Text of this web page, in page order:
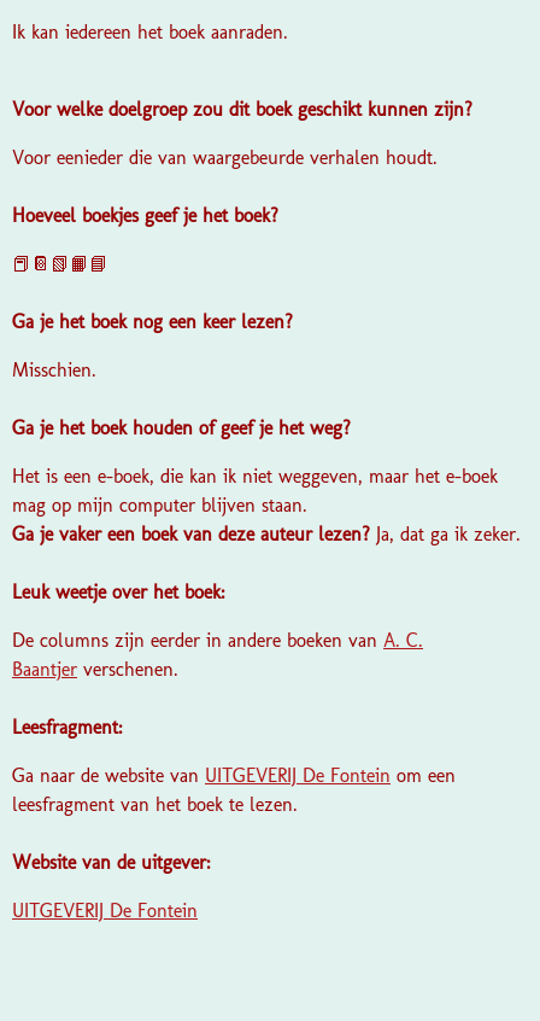
Ik kan iedereen het boek aanraden.
Voor welke doelgroep zou dit boek geschikt kunnen zijn?
Voor eenieder die van waargebeurde verhalen houdt.
Hoeveel boekjes geef je het boek?
📕📔📗📙📘
Ga je het boek nog een keer lezen?
Misschien.
Ga je het boek houden of geef je het weg?
Het is een e-boek, die kan ik niet weggeven, maar het e-boek
mag op mijn computer blijven staan.
Ga je vaker een boek van deze auteur lezen? Ja, dat ga ik zeker.
Leuk weetje over het boek:
De columns zijn eerder in andere boeken van A. C.
Baantjer verschenen.
Leesfragment:
Ga naar de website van UITGEVERIJ De Fontein om een
leesfragment van het boek te lezen.
Website van de uitgever:
UITGEVERIJ De Fontein